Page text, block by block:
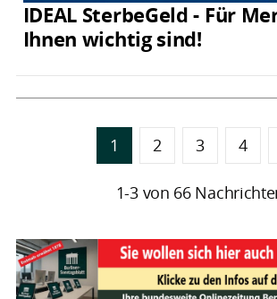
IDEAL SterbeGeld - Für
Ihnen wichtig sind!
1 2 3 4
1-3 von 66